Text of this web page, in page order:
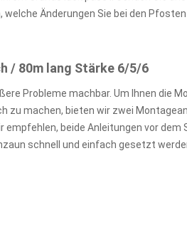
Änderungen Sie bei den
/ 80m lang Stärke 6/5/6
Probleme machbar. Um Ihnen die
machen, bieten wir zwei
beide Anleitungen vor dem
schnell und einfach gesetzt